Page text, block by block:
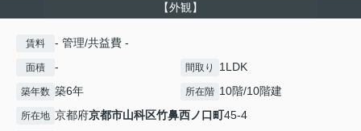
【外観】
賃料 - 管理/共益費 -
面積 - 間取り 1LDK
築年数 築6年 所在階 10階/10階建
所在地 京都府京都市山科区竹鼻西ノ口町45-4